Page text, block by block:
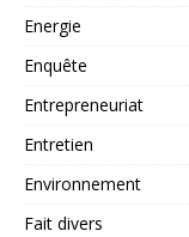
Energie
Enquête
Entrepreneuriat
Entretien
Environnement
Fait divers